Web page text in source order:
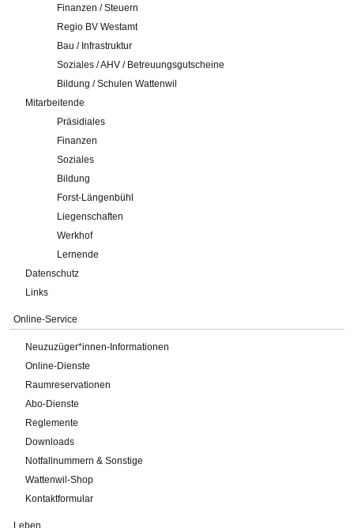
Finanzen / Steuern
Regio BV Westamt
Bau / Infrastruktur
Soziales / AHV / Betreuungsgutscheine
Bildung / Schulen Wattenwil
Mitarbeitende
Präsidiales
Finanzen
Soziales
Bildung
Forst-Längenbühl
Liegenschaften
Werkhof
Lernende
Datenschutz
Links
Online-Service
Neuzuzüger*innen-Informationen
Online-Dienste
Raumreservationen
Abo-Dienste
Reglemente
Downloads
Notfallnummern & Sonstige
Wattenwil-Shop
Kontaktformular
Leben